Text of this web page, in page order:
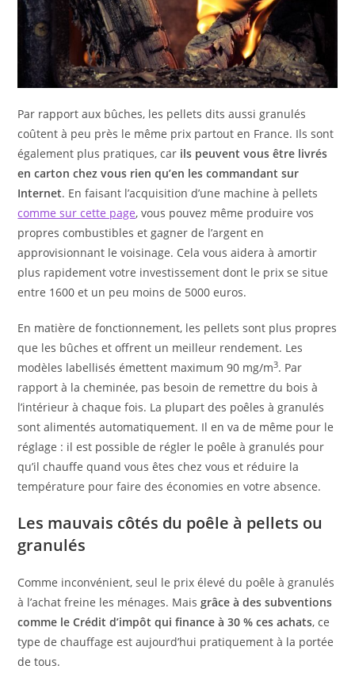
Par rapport aux bûches, les pellets dits aussi granulés
coûtent à peu près le même prix partout en France. Ils sont
également plus pratiques, car ils peuvent vous être livrés
en carton chez vous rien qu’en les commandant sur
Internet. En faisant l’acquisition d’une machine à pellets
comme sur cette page, vous pouvez même produire vos
propres combustibles et gagner de l’argent en
approvisionnant le voisinage. Cela vous aidera à amortir
plus rapidement votre investissement dont le prix se situe
entre 1600 et un peu moins de 5000 euros.
En matière de fonctionnement, les pellets sont plus propres
que les bûches et offrent un meilleur rendement. Les
modèles labellisés émettent maximum 90 mg/m3. Par
rapport à la cheminée, pas besoin de remettre du bois à
l’intérieur à chaque fois. La plupart des poêles à granulés
sont alimentés automatiquement. Il en va de même pour le
réglage : il est possible de régler le poêle à granulés pour
qu’il chauffe quand vous êtes chez vous et réduire la
température pour faire des économies en votre absence.
Les mauvais côtés du poêle à pellets ou
granulés
Comme inconvénient, seul le prix élevé du poêle à granulés
à l’achat freine les ménages. Maisgrâce à des subventions
comme le Crédit d’impôt qui finance à 30 % ces achats, ce
type de chauffage est aujourd’hui pratiquement à la portée
de tous.